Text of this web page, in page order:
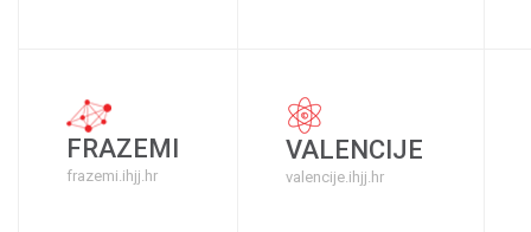
FRAZEMI
frazemi.ihjj.hr
VALENCIJE
valencije.ihjj.hr